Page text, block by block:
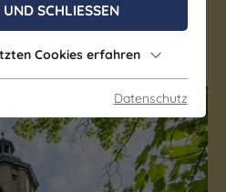
Jena
(c) JenaKultur
SCHLIESSEN
Cookies erfahren
Datenschutz